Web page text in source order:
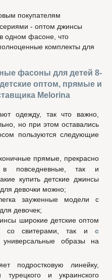
покупателям
- оптом джинсы
одном фасоне, что
комплекты для
фасоны для детей 8-
оптом, прямые и
Melorina
одежду, так что важно,
но при этом оставались
пользуются следующие
прямые, прекрасно
в повседневные, так и
купить детские джинсы
девочки можно;
зауженные модели с
девочек;
широкие детские оптом
со свитерами, так и с
образы на
подростковую линейку,
и украинского